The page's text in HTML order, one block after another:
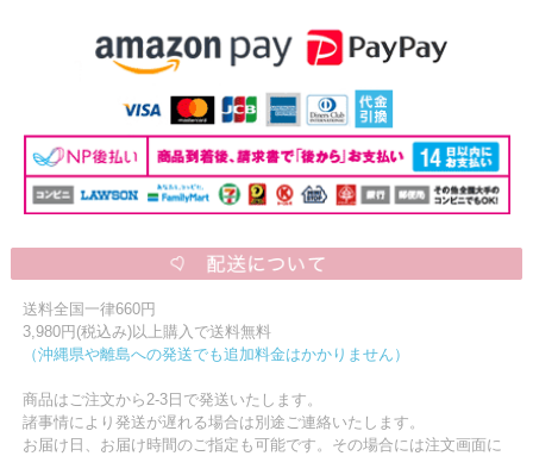
送料全国一律660円
3,980円(税込み)以上購入で送料無料
（沖縄県や離島への発送でも追加料金はかかりません）
商品はご注文から2-3日で発送いたします。
諸事情により発送が遅れる場合は別途ご連絡いたします。
お届け日、お届け時間のご指定も可能です。その場合には注文画面に